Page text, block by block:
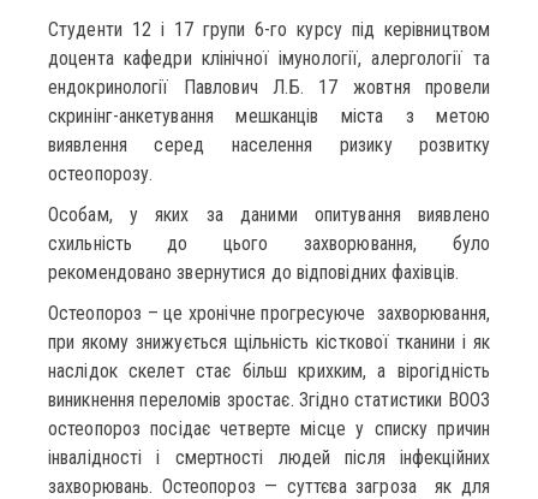
Студенти 12 і 17 групи 6-го курсу під керівництвом
доцента кафедри клінічної імунології, алергології та
ендокринології Павлович Л.Б. 17 жовтня провели
скринінг-анкетування мешканців міста з метою
виявлення серед населення ризику розвитку
остеопорозу.
Особам, у яких за даними опитування виявлено
схильність до цього захворювання, було
рекомендовано звернутися до відповідних фахівців.
Остеопороз – це хронічне прогресуюче захворювання,
при якому знижується щільність кісткової тканини і як
наслідок скелет стає більш крихким, а вірогідність
виникнення переломів зростає. Згідно статистики ВООЗ
остеопороз посідає четверте місце у списку причин
інвалідності і смертності людей після інфекційних
захворювань. Остеопороз — суттєва загроза як для